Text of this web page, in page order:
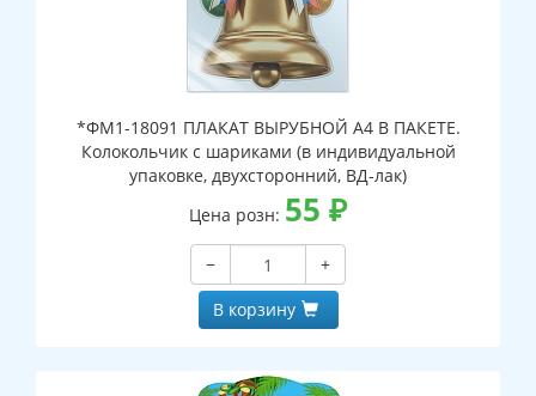
*ФМ1-18091 ПЛАКАТ ВЫРУБНОЙ А4 В ПАКЕТЕ.
Колокольчик с шариками (в индивидуальной
упаковке, двухсторонний, ВД-лак)
Цена розн: 55 ₽
−
+
В корзину